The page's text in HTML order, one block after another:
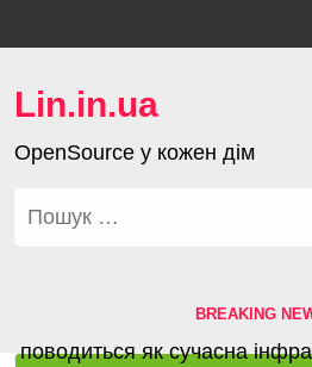
to
Lin.in.ua
OpenSource у кожен дім
Пошук:
BREAKING
як сучасна